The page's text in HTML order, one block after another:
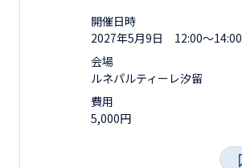
開催日時
2027年5月9日 12:00～14:00
会場
ルネパルティーレ汐留
費用
5,000円